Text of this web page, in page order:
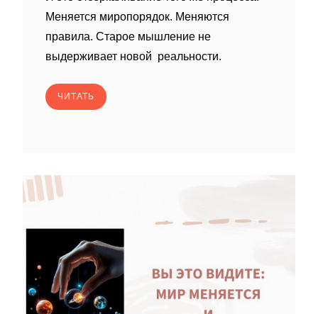
Меняется миропорядок. Меняются
правила. Старое мышление не
выдерживает новой реальности.
ЧИТАТЬ